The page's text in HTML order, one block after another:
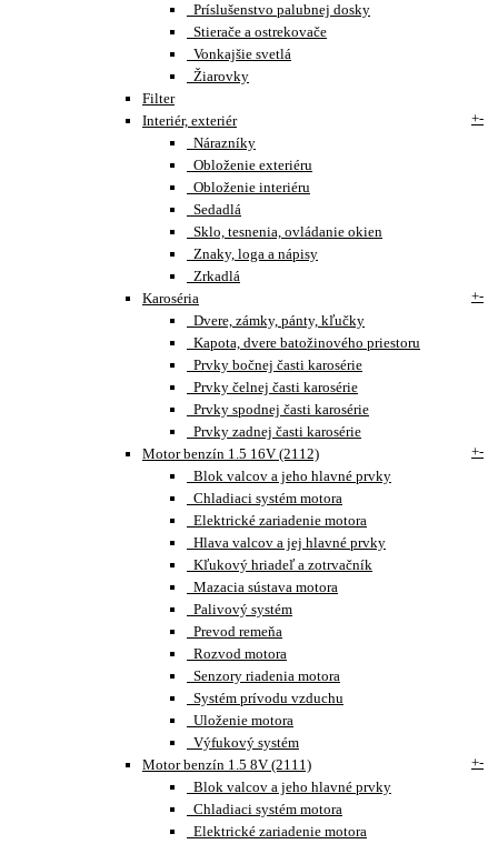
Príslušenstvo palubnej dosky
Stierače a ostrekovače
Vonkajšie svetlá
Žiarovky
Filter
Interiér, exteriér
+-
Nárazníky
Obloženie exteriéru
Obloženie interiéru
Sedadlá
Sklo, tesnenia, ovládanie okien
Znaky, loga a nápisy
Zrkadlá
Karoséria
+-
Dvere, zámky, pánty, kľučky
Kapota, dvere batožinového priestoru
Prvky bočnej časti karosérie
Prvky čelnej časti karosérie
Prvky spodnej časti karosérie
Prvky zadnej časti karosérie
Motor benzín 1.5 16V (2112)
+-
Blok valcov a jeho hlavné prvky
Chladiaci systém motora
Elektrické zariadenie motora
Hlava valcov a jej hlavné prvky
Kľukový hriadeľ a zotrvačník
Mazacia sústava motora
Palivový systém
Prevod remeňa
Rozvod motora
Senzory riadenia motora
Systém prívodu vzduchu
Uloženie motora
Výfukový systém
Motor benzín 1.5 8V (2111)
+-
Blok valcov a jeho hlavné prvky
Chladiaci systém motora
Elektrické zariadenie motora